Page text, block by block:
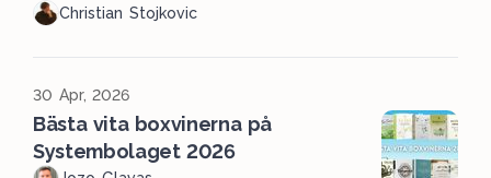
Christian Stojkovic
30 Apr, 2026
Bästa vita boxvinerna på
Systembolaget 2026